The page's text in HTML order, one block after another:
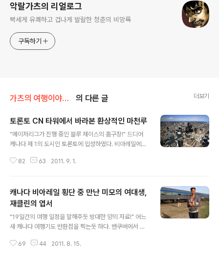
악랄가츠의 리얼로그
빡세게 유쾌하고 겁나게 발랄한 청춘의 비망록
구독하기
가츠의 여행이야기/캐나다 끝발원정대 의 다른 글 더보기
토론토 CN 타워에서 바라본 환상적인 마천루
"메이저리그가 진행 중인 블루 제이스의 홈구장!" 드디어
캐나다 제 1의 도시인 토론토에 입성하였다. 비아레일에서
관광명소인 로저스 센터와 CN 타워가 위치한 퀸 스트리트
다. 참고로 우리나라에는 아직 단 한 곳도 없기 때문에 평소
야구를 좋아하는 나로서는 그저 부러움의 대상이다. "로열
석 있어요! 로열석!" 마침 이 날은 토론토 블루제이스와 휴
스턴 애스트로스와의 메이저리그 경기가 열리는 날이었다.
마음같아서는 당장이라도 티켓을 구입하여 생애 첫 메이저
리그 경기를 두 눈으로 직접 관전하고 싶었으나 예정된 일
82 63 2011. 9. 1.
캐나다 비아레일 횡단 중 만난 미모의 여대생,
재클린의 엽서
"19일간의 여행 일정을 말해주듯 방대한 양의 자료!" 어느
새 캐나다 여행기도 반환점을 찍는듯 하다. 밴쿠버에서 시
해 달리고 있다. 사실 위니펙까지는 고독한 배낭여행자 컨
69 44 2011. 8. 15.